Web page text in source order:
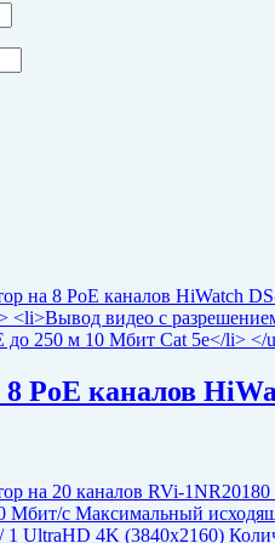
8 PoE каналов